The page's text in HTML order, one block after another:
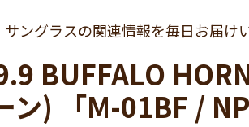
サングラスの関連情報を毎日お届け
BUFFALO
ン) 「M-01BF /